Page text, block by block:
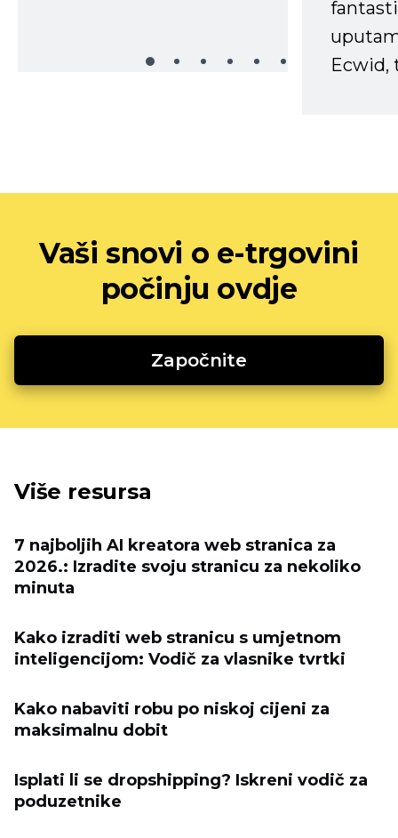
Ecwid,
Vaši snovi o e-trgovini
počinju ovdje
Započnite
Više resursa
7 najboljih AI kreatora web stranica za
2026.: Izradite svoju stranicu za nekoliko
minuta
Kako izraditi web stranicu s umjetnom
inteligencijom: Vodič za vlasnike tvrtki
Kako nabaviti robu po niskoj cijeni za
maksimalnu dobit
Isplati li se dropshipping? Iskreni vodič za
poduzetnike